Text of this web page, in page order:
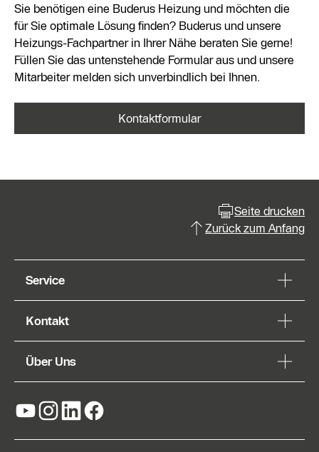
Sie benötigen eine Buderus Heizung und möchten die
für Sie optimale Lösung finden? Buderus und unsere
Heizungs-Fachpartner in Ihrer Nähe beraten Sie gerne!
Füllen Sie das untenstehende Formular aus und unsere
Mitarbeiter melden sich unverbindlich bei Ihnen.
Kontaktformular
Seite drucken
Zurück zum Anfang
Service
Kontakt
Über Uns